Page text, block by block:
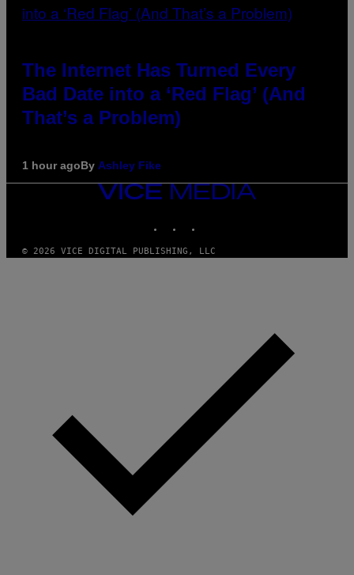
The Internet Has Turned Every
Bad Date into a ‘Red Flag’ (And
That’s a Problem)
1 hour agoBy Ashley Fike
VICE
MEDIA
© 2026 VICE DIGITAL PUBLISHING, LLC